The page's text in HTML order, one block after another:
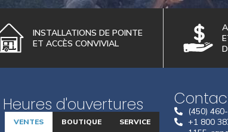
INSTALLATIONS DE POINTE
ET ACCÈS CONVIVIAL
Heures d'ouvertures
VENTES BOUTIQUE SERVICE
(450)
+1 800